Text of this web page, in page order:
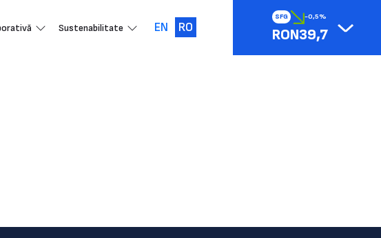
SFG -0,5%
RON39,7
Sustenabilitate EN RO